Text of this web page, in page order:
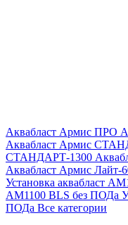
Аквабласт Армис ПРО
Аквабласт Армис
СТАНДАРТ-1300
Аквабласт Армис Лайт-
Установка аквабласт
AM1100 BLS без ПОДа
ПОДа Все категории